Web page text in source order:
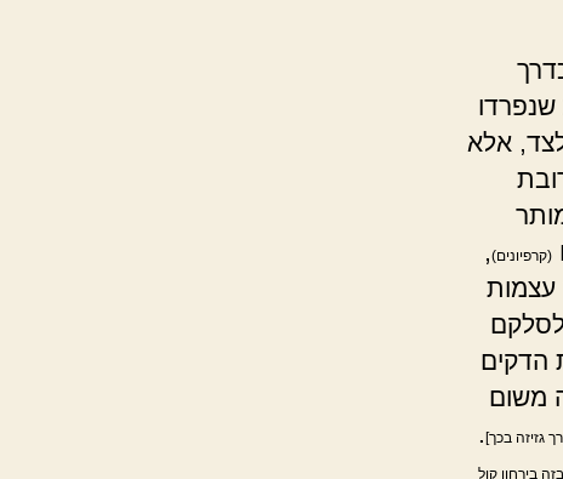
שנפרדו
אלא
(קרפיונים)
עצמות
הדקים
משום
גזיזה בכך]
בירחון קול